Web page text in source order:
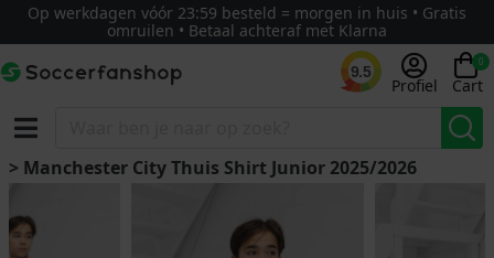
Op werkdagen vóór 23:59 besteld = morgen in huis • Gratis
omruilen • Betaal achteraf met Klarna
9.5
Profiel
0
Cart
> Manchester City Thuis Shirt Junior 2025/2026